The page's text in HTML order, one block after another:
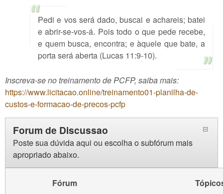
Pedi e vos será dado, buscai e achareis; batei
e abrir-se-vos-á. Pois todo o que pede recebe,
e quem busca, encontra; e àquele que bate, a
porta será aberta (Lucas 11:9-10).
Inscreva-se no treinamento de PCFP, saiba mais:
https://www.licitacao.online/treinamento01-planilha-de-
custos-e-formacao-de-precos-pcfp
Forum de Discussao
Poste sua dúvida aqui ou escolha o subfórum mais
apropriado abaixo.
Fórum